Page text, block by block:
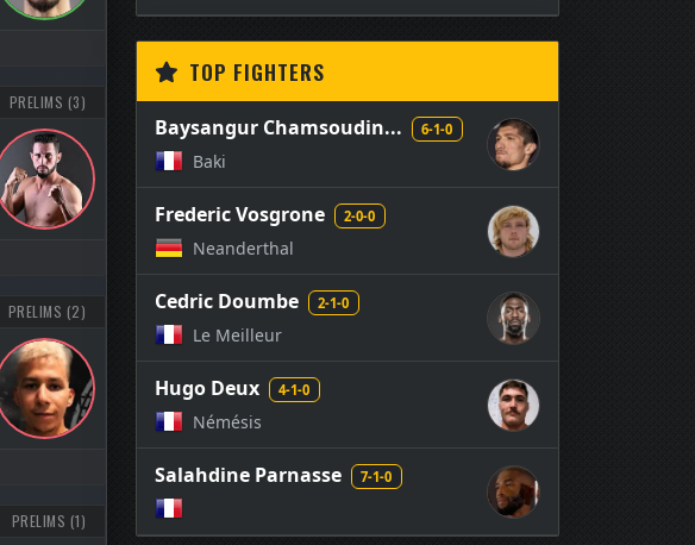
PRELIMS (3)
PRELIMS (2)
PRELIMS (1)
TOP FIGHTERS
Baysangur Chamsoudin... 6-1-0
Baki
Frederic Vosgrone 2-0-0
Neanderthal
Cedric Doumbe 2-1-0
Le Meilleur
Hugo Deux 4-1-0
Némésis
Salahdine Parnasse 7-1-0